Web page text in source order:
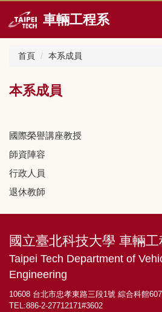
到
區
車輛工程系
首頁 本系成員
本系成員
國際榮譽講座教授
師資陣容
行政人員
退休教師
國立臺北科技大學 車輛工
Taipei Tech Department of
Engineering
10608 台北市忠孝東路三段1號 綜合科館
TEL:886-2-27712171#3602